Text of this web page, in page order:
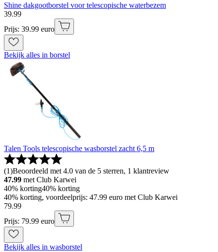
Shine dakgootborstel voor telescopische waterbezem
39.99
Prijs: 39.99 euro
Bekijk alles in borstel
Talen Tools telescopische wasborstel zacht 6,5 m
(1)Beoordeeld met 4.0 van de 5 sterren, 1 klantreview
47.99 met Club Karwei
40% korting40% korting
40% korting, voordeelprijs: 47.99 euro met Club Karwei
79.99
Prijs: 79.99 euro
Bekijk alles in wasborstel